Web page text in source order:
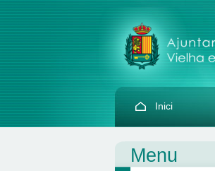
Inici
Menu